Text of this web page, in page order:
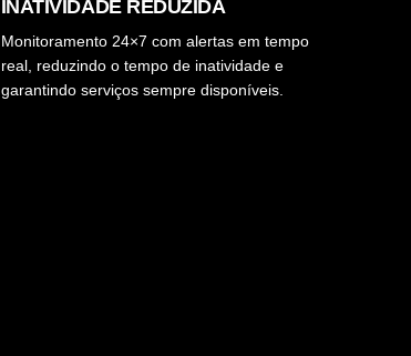
INATIVIDADE REDUZIDA
Monitoramento 24×7 com alertas em tempo
real, reduzindo o tempo de inatividade e
garantindo serviços sempre disponíveis.